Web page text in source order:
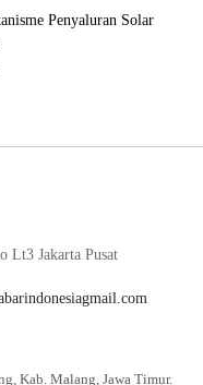
Penyaluran Solar
Lt3 Jakarta Pusat
Kab. Malang, Jawa Timur.